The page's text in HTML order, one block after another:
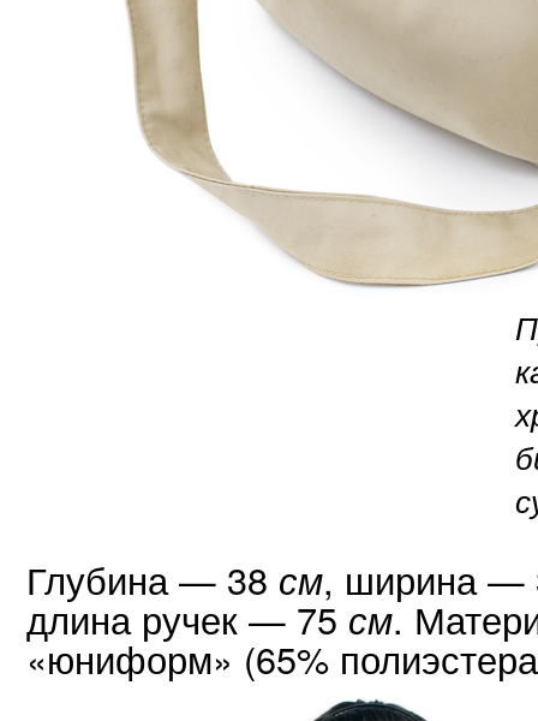
Глубина — 38 см, ширина
длина ручек — 75 см.
«юниформ» (65%